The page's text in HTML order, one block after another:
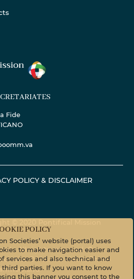
Fide
POLICY & DISCLAIMER
- All rights reserved. ©
© Vatican Media Photo
POLICY
Societies’ website (portal) uses
to make navigation easier and
services and also technical and
third parties. If you want to know
this banner you consent to the